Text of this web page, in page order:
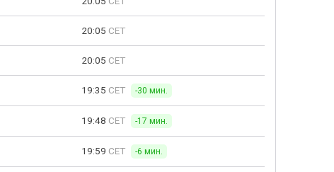
20:05 CET
20:05 CET
19:35 CET -30 мин.
19:48 CET -17 мин.
19:59 CET -6 мин.